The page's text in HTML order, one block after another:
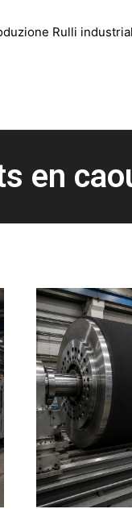
Rulli
en